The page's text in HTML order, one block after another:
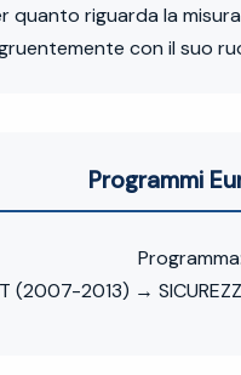
quanto riguarda la
con il suo
Programmi
Programma:
(2007-2013) →